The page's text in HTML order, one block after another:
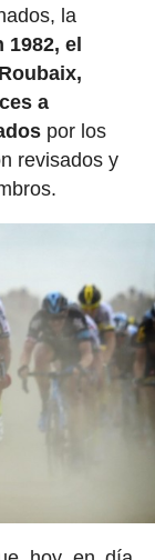
la
1982, el
a
por los
revisados y